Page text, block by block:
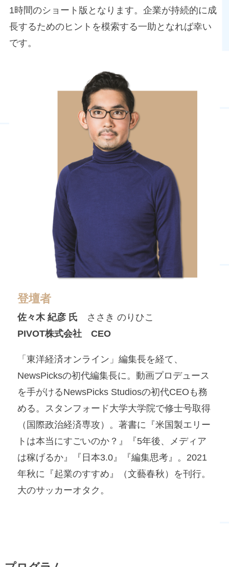
1時間のショート版となります。企業が持続的に成
長するためのヒントを模索する一助となれば幸い
です。
登壇者
佐々木 紀彦 氏 ささき のりひこ
PIVOT株式会社 CEO
「東洋経済オンライン」編集長を経て、
NewsPicksの初代編集長に。動画プロデュース
を手がけるNewsPicks Studiosの初代CEOも務
める。スタンフォード大学大学院で修士号取得
（国際政治経済専攻）。著書に『米国製エリー
トは本当にすごいのか？』『5年後、メディア
は稼げるか』『日本3.0』『編集思考』。2021
年秋に『起業のすすめ』（文藝春秋）を刊行。
大のサッカーオタク。